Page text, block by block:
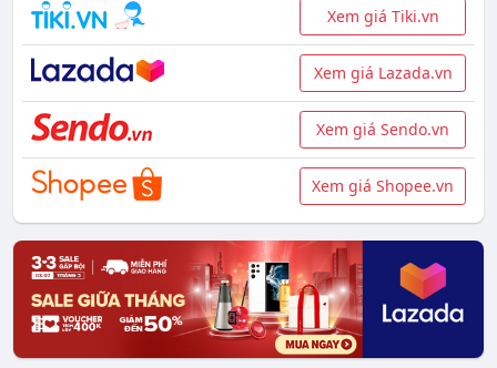
Xem giá Tiki.vn
Xem giá Lazada.vn
Xem giá Sendo.vn
Xem giá Shopee.vn